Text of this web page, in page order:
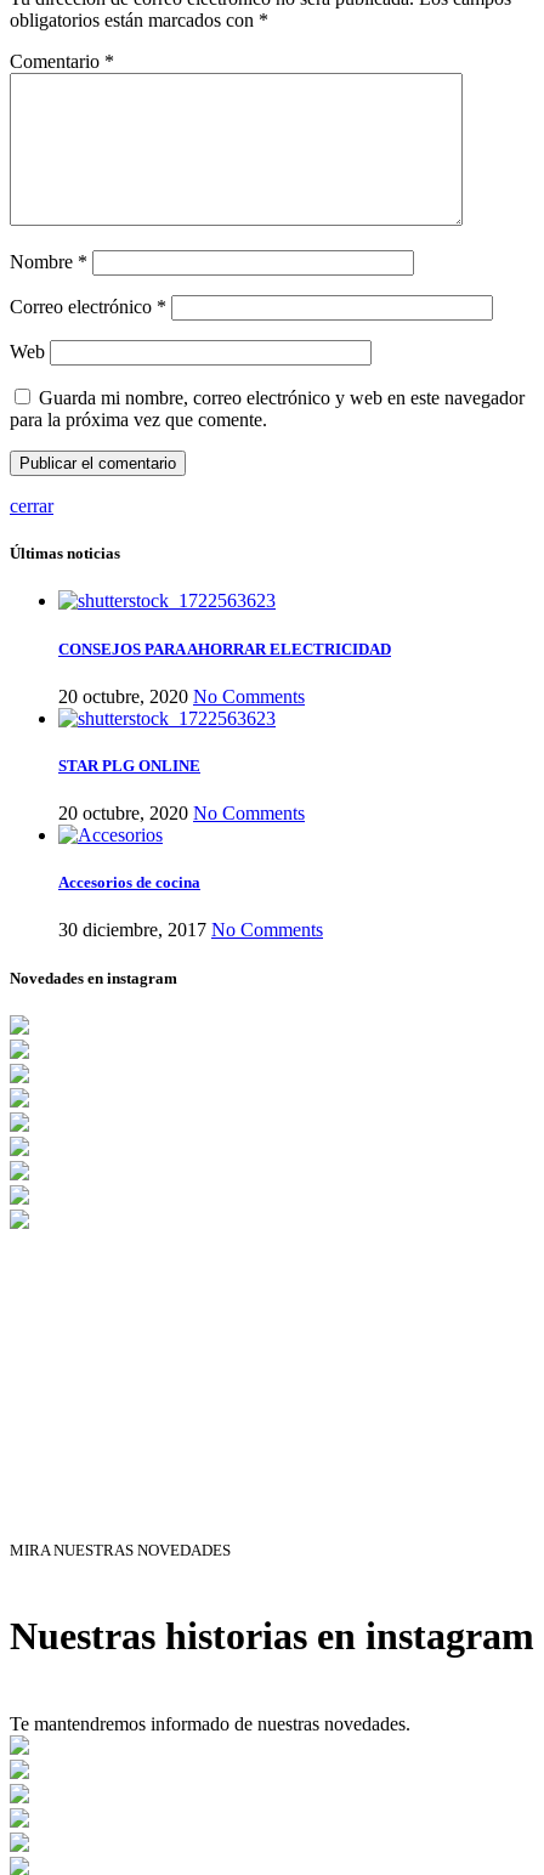
obligatorios están marcados con *
Comentario *
Nombre *
Correo electrónico *
Web
Guarda mi nombre, correo electrónico y web en este navegador
para la próxima vez que comente.
cerrar
Últimas noticias
CONSEJOS PARA AHORRAR ELECTRICIDAD
20 octubre, 2020 No Comments
STAR PLG ONLINE
20 octubre, 2020 No Comments
Accesorios de cocina
30 diciembre, 2017 No Comments
Novedades en instagram
MIRA NUESTRAS NOVEDADES
Nuestras historias en instagram
Te mantendremos informado de nuestras novedades.